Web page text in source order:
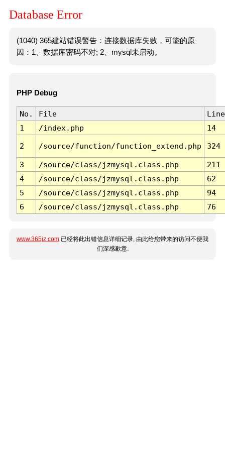
Database Error
(1040) 365建站错误警告：连接数据库失败，可能的原
因：1、数据库密码不对; 2、mysql未启动。
PHP Debug
No. File
Line
1
/index.php 14
2 /source/function/function_extend.php 324
3 /source/class/jzmysql.class.php
211
4
/source/class/jzmysql.class.php
62
5
/source/class/jzmysql.class.php
94
6
/source/class/jzmysql.class.php 76
www.365jz.com 已经将此出错信息详细记录, 由此给您带来的访问不便我
们深感歉意.